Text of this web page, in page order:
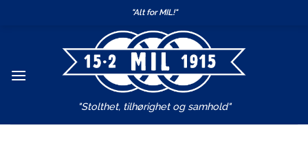
"Alt for MIL!"
"Stolthet, tilhørighet og samhold"